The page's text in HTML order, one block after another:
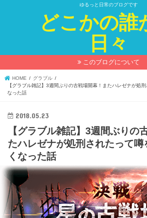
ゆるっと日常のブログです
どこかの誰
日々
このブログについて
HOME
グラブル
【グラブル雑記】3週間ぶりの古戦場開幕！またハレゼナが処
なった話
2018.05.23
【グラブル雑記】3週間ぶりの
たハレゼナが処刑されたって噂
くなった話